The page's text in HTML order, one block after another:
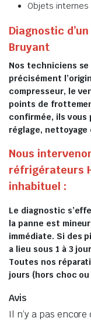
Objets
Diagnostic
Bruyant
Nos techniciens
précisément
compresseur, le
points de
confirmée, ils
réglage, nettoyage
Nous
réfrigérateurs
inhabituel :
Le diagnostic
la panne est
immédiate. Si des
a lieu sous 1 à 3
Toutes nos
jours (hors choc
Avis
Il n’y a pas encore